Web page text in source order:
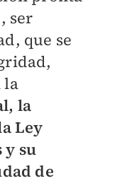
ser
que se
la
la
Ley
y su
de